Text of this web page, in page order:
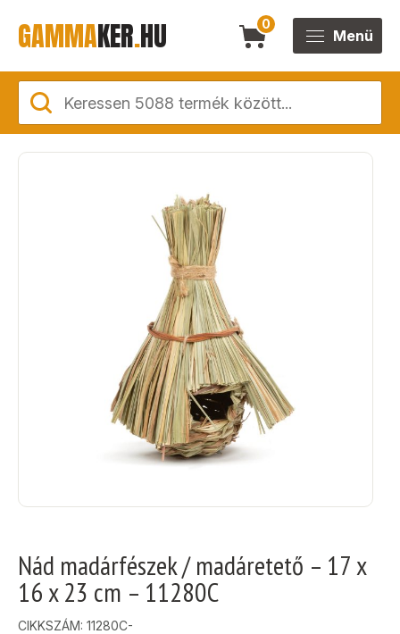
GAMMAKER.HU 0
Menü
Nád madárfészek / madáretető – 17 x
16 x 23 cm – 11280C
CIKKSZÁM: 11280C-